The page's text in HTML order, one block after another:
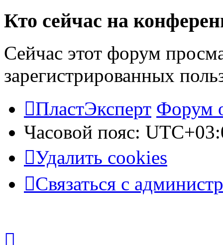
Кто сейчас на
Сейчас этот форум
зарегистрированных
ПластЭксперт Форум
Часовой пояс:
Удалить cookies
Связаться с